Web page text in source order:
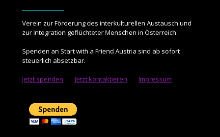
Verein zur Förderung des interkulturellen Austausch und
zur Integration geﬂüchteter Menschen in Österreich.
Spenden an Start with a Friend Austria sind ab sofort
steuerlich absetzbar.
Jetzt spenden Jetzt kontaktieren Impressum